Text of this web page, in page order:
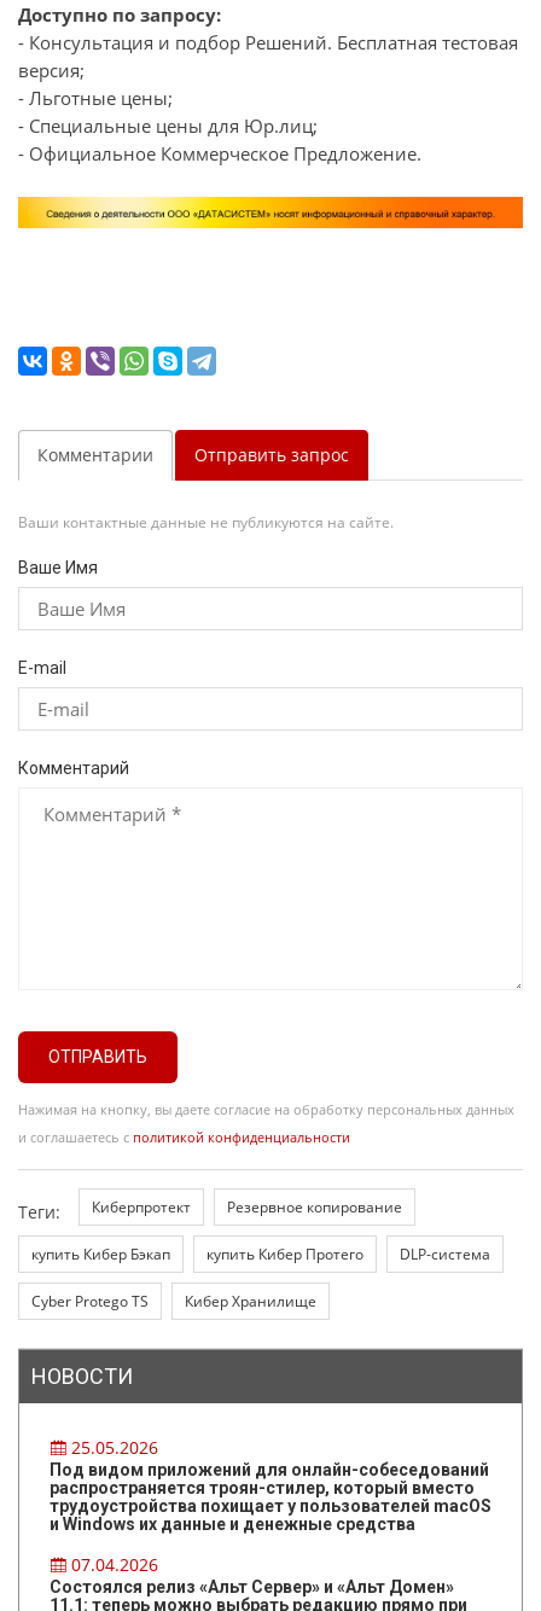
Доступно по запросу:
- Консультация и подбор Решений. Бесплатная тестовая
версия;
- Льготные цены;
- Специальные цены для Юр.лиц;
- Официальное Коммерческое Предложение.
Комментарии Отправить запрос
Ваши контактные данные не публикуются на сайте.
Ваше Имя
E-mail
Комментарий
ОТПРАВИТЬ
Нажимая на кнопку, вы даете согласие на обработку персональных данных
и соглашаетесь с политикой конфиденциальности
Теги: Киберпротект Резервное копирование
купить Кибер Бэкап купить Кибер Протего DLP-система
Cyber Protego TS Кибер Хранилище
НОВОСТИ
25.05.2026
Под видом приложений для онлайн-собеседований
распространяется троян-стилер, который вместо
трудоустройства похищает у пользователей macOS
и Windows их данные и денежные средства
07.04.2026
Состоялся релиз «Альт Сервер» и «Альт Домен»
11.1: теперь можно выбрать редакцию прямо при